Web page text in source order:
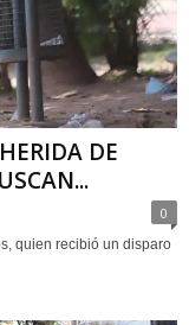
DE
0
quien recibió un disparo